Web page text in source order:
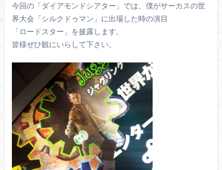
今回の「ダイアモンドシアター」では、僕がサーカスの世
界大会「シルクドゥマン」に出場した時の演目
「ロードスター」を披露します。
皆様ぜひ観にいらして下さい。